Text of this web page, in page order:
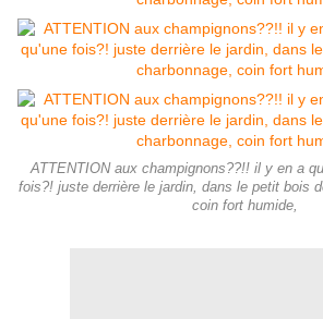
ATTENTION aux champignons??!! il y en a
fois?! juste derrière le jardin, dans le petit bois
coin fort humide,